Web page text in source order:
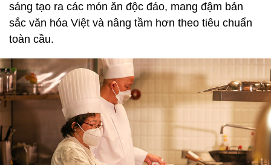
sáng tạo ra các món ăn độc đáo, mang đậm bản
sắc văn hóa Việt và nâng tầm hơn theo tiêu chuẩn
toàn cầu.